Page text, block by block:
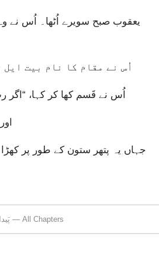
اُس نے مقام کا نام بیت ایل
اُس نے قَسم کھا کر کہا، “اگر
پَیدایش — All Chapters